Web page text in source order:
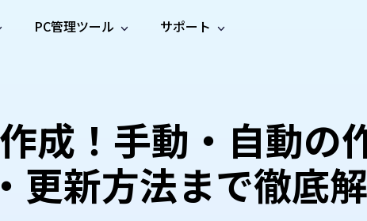
データ復元
のデータを復元
LINE データ復元
LINEのデータを復元
動画修
復
写真修
復
メント
修復
音声修
動画高
画質化
AI
写真高
画質化
AI
オンライ
オンライ
オンライ
PC管理ツール
ルを検出・削除
Cleamio
新製
リーンアップ＆最適化
WindowsのDLLエラーを修復
Email Repair
破損したPST/OSTファイルを修復
·
サポート
イドセンター
イド
法
成！手動・自動の
更新方法まで徹底